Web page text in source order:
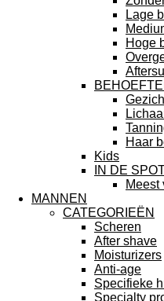
Lage
Hoge
Haar
Kids
IN DE
Meest
MANNEN
CATEGORIEËN
Scheren
After shave
Moisturizers
Anti-age
Specifieke
Specialty